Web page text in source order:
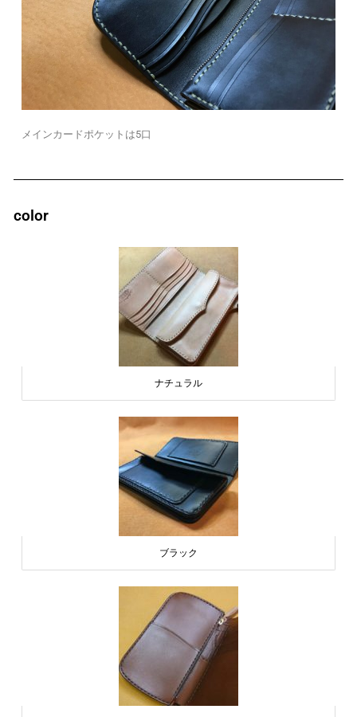
メインカードポケットは5口
color
ナチュラル
ブラック